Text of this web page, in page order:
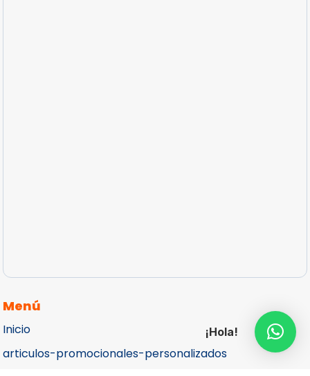
Menú
Inicio
articulos-promocionales-personalizados
¡Hola!